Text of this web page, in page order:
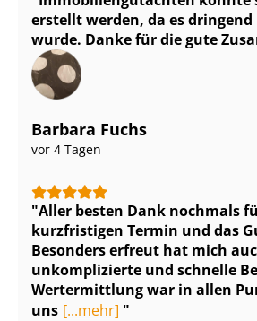
erstellt werden, da es
wurde. Danke für die gute
Barbara Fuchs
vor 4 Tagen
Aller besten Dank nochmals
kurzfristigen Termin und das
Besonders erfreut hat mich
unkomplizierte und schnelle
Wertermittlung war in allen
uns [...mehr]